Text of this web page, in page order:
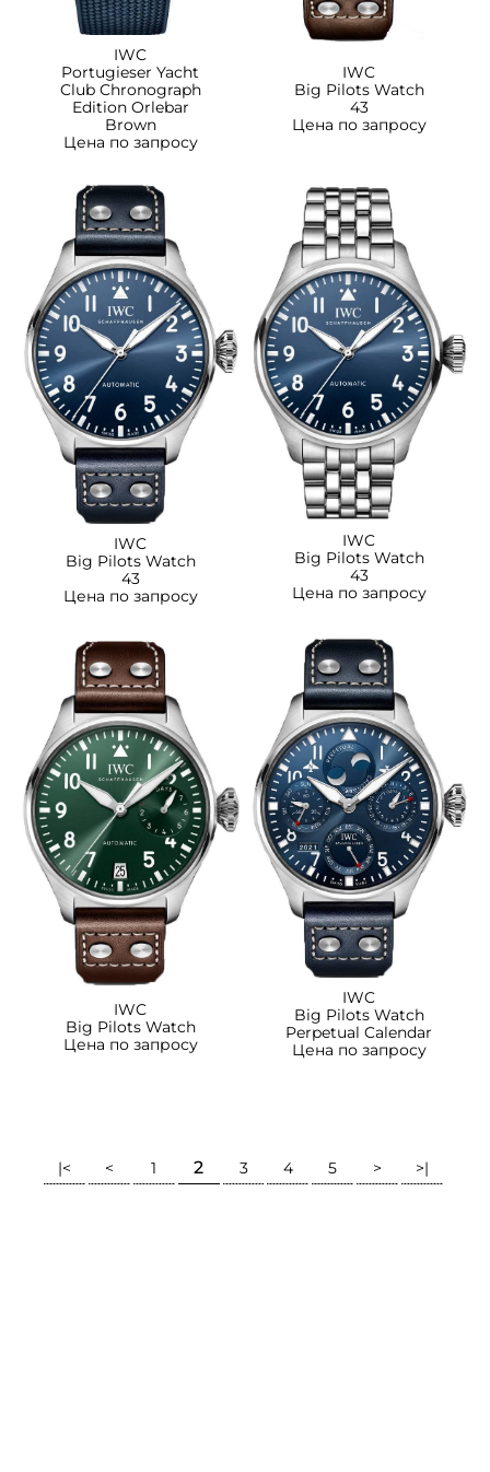
IWC
Portugieser Yacht
Club Chronograph
Edition Orlebar
Brown
Цена по запросу
IWC
Big Pilots Watch
43
Цена по запросу
IWC
Big Pilots Watch
43
Цена по запросу
IWC
Big Pilots Watch
43
Цена по запросу
IWC
Big Pilots Watch
Цена по запросу
IWC
Big Pilots Watch
Perpetual Calendar
Цена по запросу
|< < 1 2 3 4 5 > >|